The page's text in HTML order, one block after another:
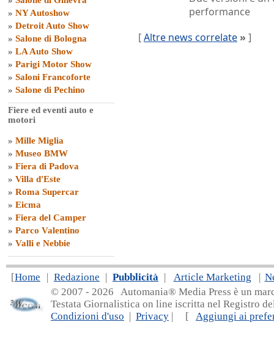
» NY Autoshow
» Detroit Auto Show
» Salone di Bologna
» LA Auto Show
» Parigi Motor Show
» Saloni Francoforte
» Salone di Pechino
Fiere ed eventi auto e
motori
» Mille Miglia
» Museo BMW
» Fiera di Padova
» Villa d'Este
» Roma Supercar
» Eicma
» Fiera del Camper
» Parco Valentino
» Valli e Nebbie
performance
[Altre news correlate » ]
[Home | Redazione | Pubblicità | Article Marketing |
© 2007 - 2026 Automania® Media Press è un
Testata Giornalistica on line iscritta nel Registro
Condizioni d'uso | Privacy | [ Aggiungi ai